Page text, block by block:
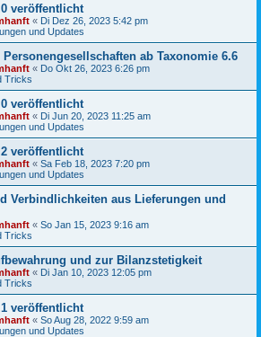
veröffentlicht
« Di Dez 26, 2023 5:42 pm
und Updates
ab Taxonomie 6.6
« Do Okt 26, 2023 6:26 pm
Tricks
veröffentlicht
« Di Jun 20, 2023 11:25 am
und Updates
veröffentlicht
« Sa Feb 18, 2023 7:20 pm
und Updates
Verbindlichkeiten aus Lieferungen und
« So Jan 15, 2023 9:16 am
Tricks
und zur Bilanzstetigkeit
« Di Jan 10, 2023 12:05 pm
Tricks
veröffentlicht
« So Aug 28, 2022 9:59 am
und Updates